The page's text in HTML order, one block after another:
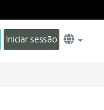
Iniciar sessão